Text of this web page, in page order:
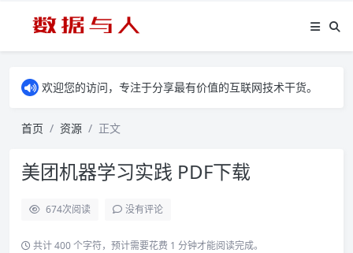
欢迎您的访问，专注于分享最有价值的互联网技术干货。
首页 资源 正文
美团机器学习实践 PDF下载
674次阅读 没有评论
共计 400 个字符，预计需要花费 1 分钟才能阅读完成。